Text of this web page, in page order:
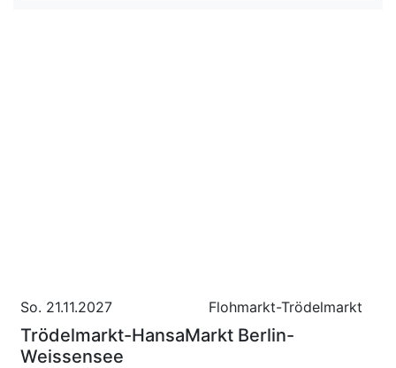
So. 21.11.2027 Flohmarkt-Trödelmarkt
Trödelmarkt-HansaMarkt Berlin-
Weissensee